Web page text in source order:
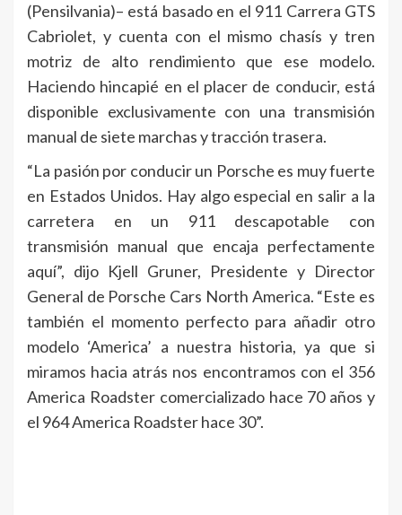
(Pensilvania)– está basado en el 911 Carrera GTS
Cabriolet, y cuenta con el mismo chasís y tren
motriz de alto rendimiento que ese modelo.
Haciendo hincapié en el placer de conducir, está
disponible exclusivamente con una transmisión
manual de siete marchas y tracción trasera.
“La pasión por conducir un Porsche es muy fuerte
en Estados Unidos. Hay algo especial en salir a la
carretera en un 911 descapotable con
transmisión manual que encaja perfectamente
aquí”, dijo Kjell Gruner, Presidente y Director
General de Porsche Cars North America. “Este es
también el momento perfecto para añadir otro
modelo ‘America’ a nuestra historia, ya que si
miramos hacia atrás nos encontramos con el 356
America Roadster comercializado hace 70 años y
el 964 America Roadster hace 30”.